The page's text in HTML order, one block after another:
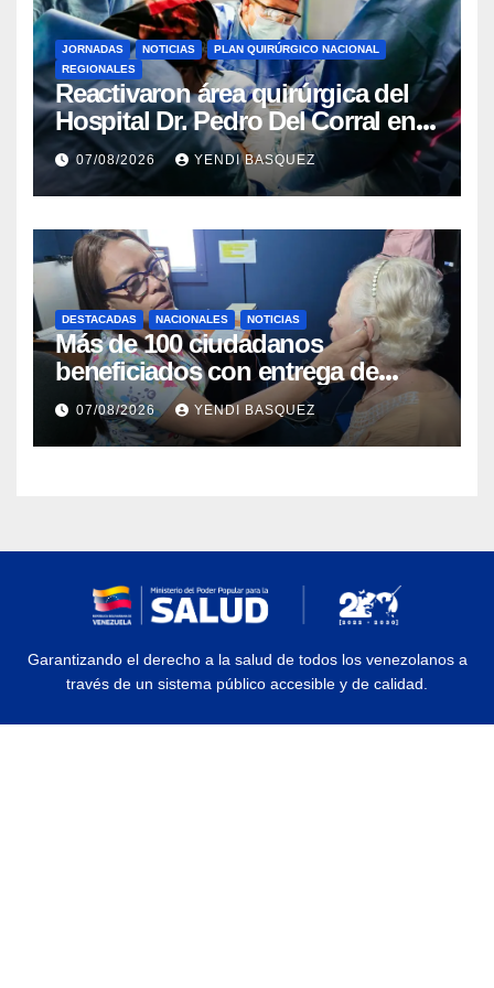
JORNADAS NOTICIAS
PLAN QUIRÚRGICO NACIONAL
REGIONALES
Reactivaron área quirúrgica del
Hospital Dr. Pedro Del Corral en
Guárico
07/08/2026 YENDI BASQUEZ
DESTACADAS NACIONALES NOTICIAS
Más de 100 ciudadanos
beneficiados con entrega de
prótesis auditivas en el Centro de
Rehabilitación J.J. Arvelo
07/08/2026 YENDI BASQUEZ
Garantizando el derecho a la salud de todos los venezolanos a
través de un sistema público accesible y de calidad.